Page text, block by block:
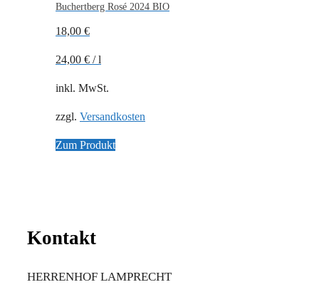
Buchertberg Rosé 2024 BIO
18,00 €
24,00 € /l
inkl. MwSt.
zzgl. Versandkosten
Zum Produkt
Kontakt
HERRENHOF LAMPRECHT